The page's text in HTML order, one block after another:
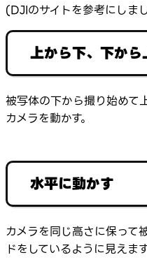
(DJIのサイトを参考にしま
上から下、下から
被写体の下から撮り始めて
カメラを動かす。
水平に動かす
カメラを同じ高さに保って
ドをしているように見えま